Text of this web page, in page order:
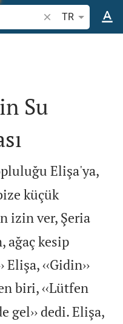
İncil ayeti veya
TR
Su
Elişa'ya,
küçük
izin ver, Şeria
ağaç kesip
‹‹Gidin››
biri, ‹‹Lütfen
gel›› dedi. Elişa,